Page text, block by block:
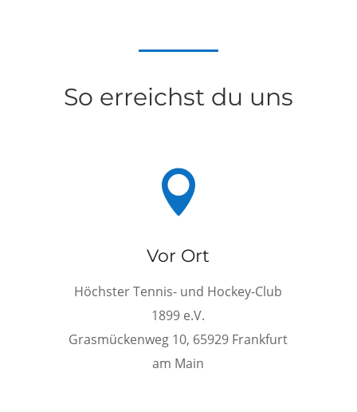
So erreichst du uns

Vor Ort
Höchster Tennis- und Hockey-Club
1899 e.V.
Grasmückenweg 10, 65929 Frankfurt
am Main